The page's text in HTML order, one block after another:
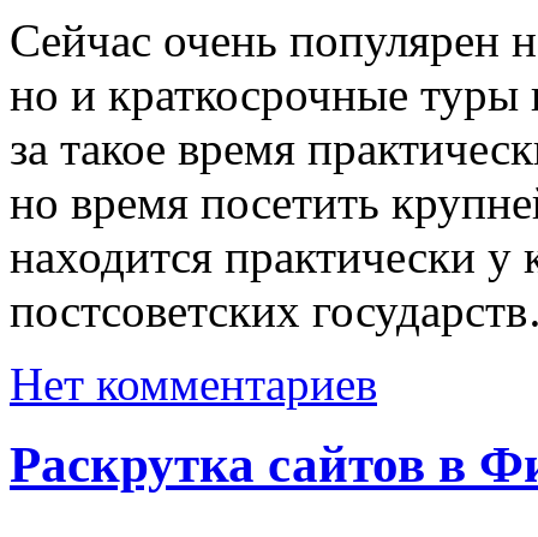
Сейчас очень популярен
но и краткосрочные
за такое время
но время посетить
находится практически у
постсоветских
Нет комментариев
Раскрутка сайтов в